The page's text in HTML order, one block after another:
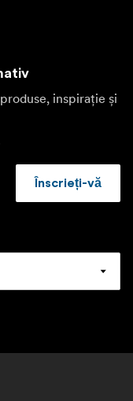
inspirație și
Înscrieți-vă